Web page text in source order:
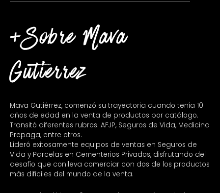
+Sobre Mava
Gutierrez
Mava Gutiérrez, comenzó su trayectoria cuando tenía 10
años de edad en la venta de productos por catálogo.
Transitó diferentes rubros: AFJP, Seguros de Vida, Medicina
Prepaga, entre otros.
Lideró exitosamente equipos de ventas en Seguros de
Vida y Parcelas en Cementerios Privados, disfrutando del
desafío que conlleva comerciar con dos de los productos
más difíciles del mundo de la venta.